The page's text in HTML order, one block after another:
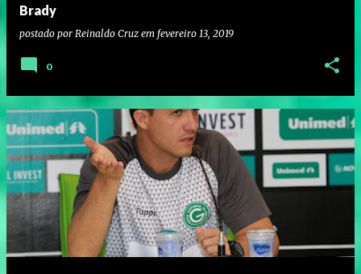
Brady
postado por Reinaldo Cruz em fevereiro 13, 2019
0